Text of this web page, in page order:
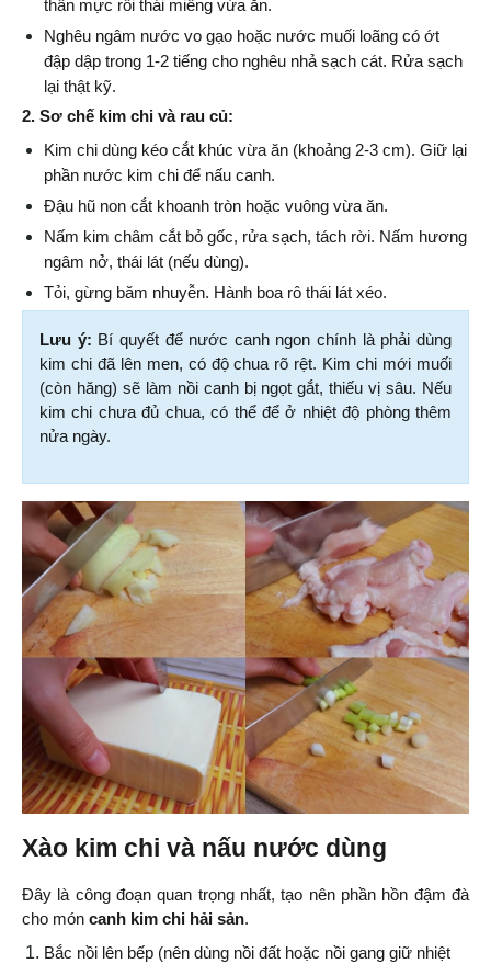
thân mực rồi thái miếng vừa ăn.
Nghêu ngâm nước vo gạo hoặc nước muối loãng có ớt
đập dập trong 1-2 tiếng cho nghêu nhả sạch cát. Rửa sạch
lại thật kỹ.
2. Sơ chế kim chi và rau củ:
Kim chi dùng kéo cắt khúc vừa ăn (khoảng 2-3 cm). Giữ lại
phần nước kim chi để nấu canh.
Đậu hũ non cắt khoanh tròn hoặc vuông vừa ăn.
Nấm kim châm cắt bỏ gốc, rửa sạch, tách rời. Nấm hương
ngâm nở, thái lát (nếu dùng).
Tỏi, gừng băm nhuyễn. Hành boa rô thái lát xéo.
Lưu ý: Bí quyết để nước canh ngon chính là phải dùng
kim chi đã lên men, có độ chua rõ rệt. Kim chi mới muối
(còn hăng) sẽ làm nồi canh bị ngọt gắt, thiếu vị sâu. Nếu
kim chi chưa đủ chua, có thể để ở nhiệt độ phòng thêm
nửa ngày.
Xào kim chi và nấu nước dùng
Đây là công đoạn quan trọng nhất, tạo nên phần hồn đậm đà
cho món canh kim chi hải sản.
Bắc nồi lên bếp (nên dùng nồi đất hoặc nồi gang giữ nhiệt